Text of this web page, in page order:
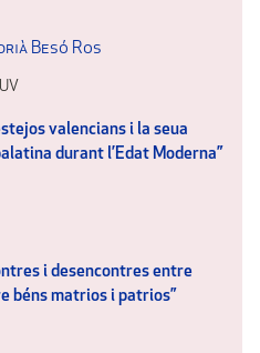
Besó Ros
valencians i la seua
durant l’Edat Moderna”
i desencontres entre
béns matrios i patrios”